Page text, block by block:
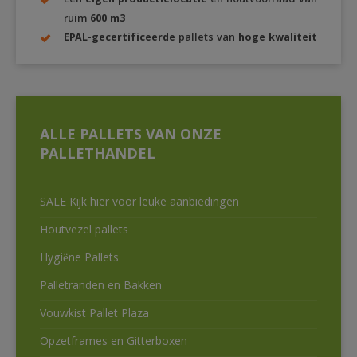
ruim 600 m3
EPAL-gecertificeerde pallets van hoge kwaliteit
ALLE PALLETS VAN ONZE
PALLETHANDEL
SALE Kijk hier voor leuke aanbiedingen
Houtvezel pallets
Hygiëne Pallets
Palletranden en Bakken
Vouwkist Pallet Plaza
Opzetframes en Gitterboxen